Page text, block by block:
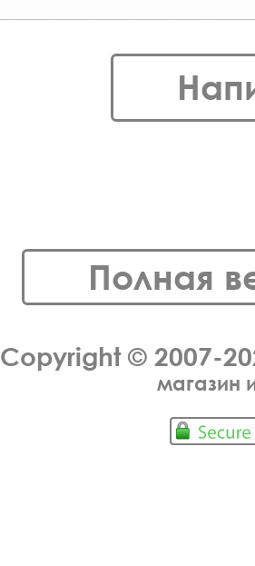
Полная
Copyright © 2007-
магазин